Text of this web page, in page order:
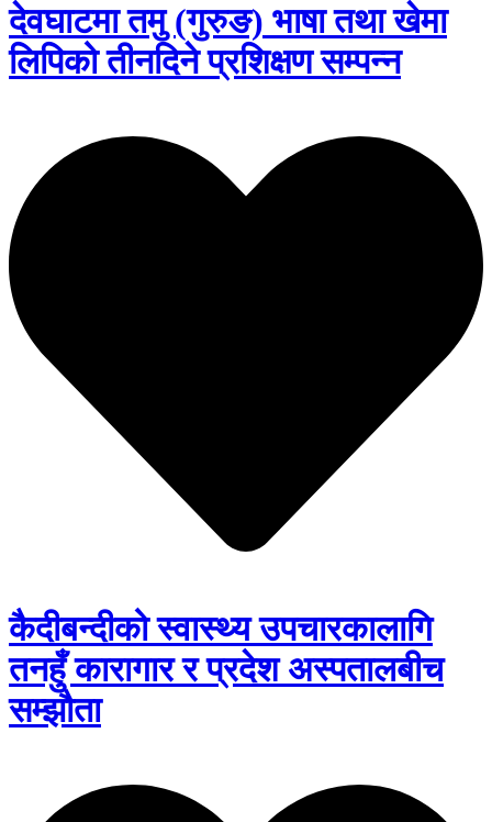
देवघाटमा तमु (गुरुङ) भाषा तथा खेमा
लिपिको तीनदिने प्रशिक्षण सम्पन्न
कैदीबन्दीको स्वास्थ्य उपचारकालागि
तनहुँ कारागार र प्रदेश अस्पतालबीच
सम्झौता